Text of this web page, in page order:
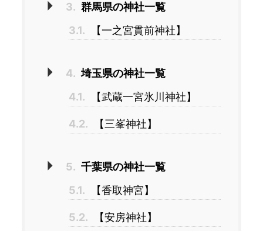
3. 群馬県の神社一覧
3.1.
【一之宮貫前神社】
4. 埼玉県の神社一覧
4.1.
【武蔵一宮氷川神社】
4.2. 【三峯神社】
5. 千葉県の神社一覧
5.1.
【香取神宮】
5.2. 【安房神社】